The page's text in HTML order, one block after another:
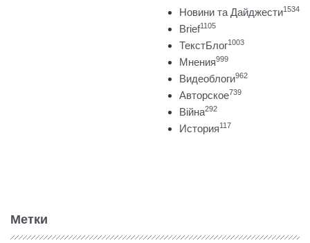
Новини та Дайджести1534
Brief1105
ТекстБлог1003
Мнения999
Видеоблоги962
Авторское739
Війна292
История117
Метки